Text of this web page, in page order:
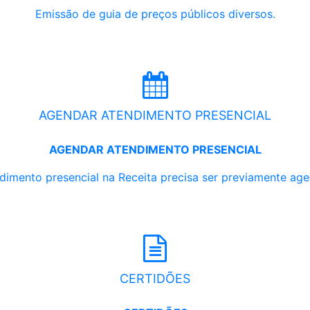
Emissão de guia de preços públicos diversos.
AGENDAR ATENDIMENTO PRESENCIAL
AGENDAR ATENDIMENTO PRESENCIAL
presencial na Receita precisa ser previamente
CERTIDÕES